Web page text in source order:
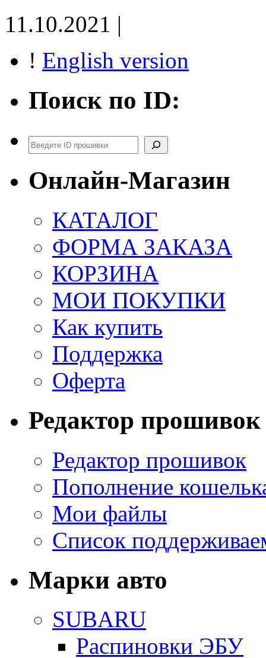
11.10.2021 |
! English version
Поиск по ID:
Поиск
Онлайн-Магазин
КАТАЛОГ
ФОРМА ЗАКАЗА
КОРЗИНА
МОИ ПОКУПКИ
Как купить
Поддержка
Оферта
Редактор прошивок
Редактор прошивок
Пополнение
Мои файлы
Список
Марки авто
SUBARU
Распиновки ЭБУ